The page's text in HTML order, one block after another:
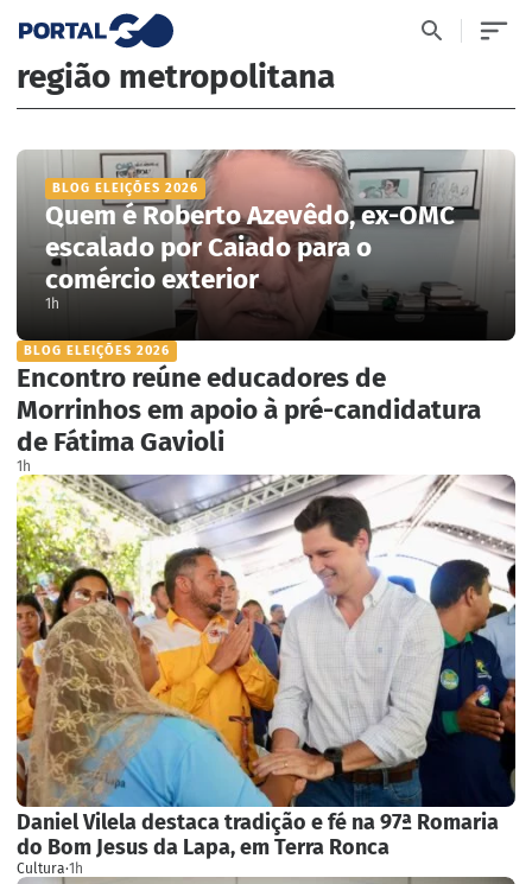
região metropolitana
BLOG ELEIÇÕES 2026
Quem é Roberto Azevêdo, ex-OMC
escalado por Caiado para o
comércio exterior
1h
BLOG ELEIÇÕES 2026
Encontro reúne educadores de
Morrinhos em apoio à pré-candidatura
de Fátima Gavioli
1h
Daniel Vilela destaca tradição e fé na 97ª Romaria
do Bom Jesus da Lapa, em Terra Ronca
Cultura·1h